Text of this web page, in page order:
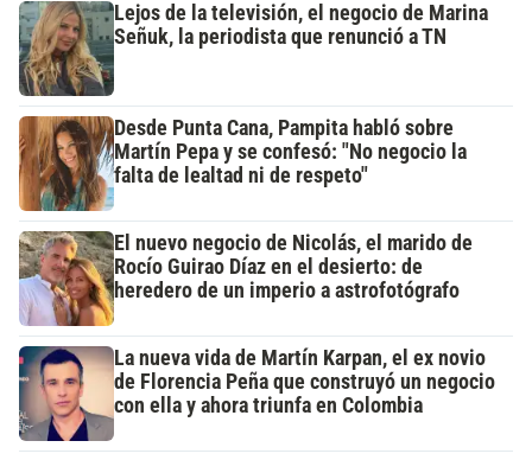
Lejos de la televisión, el negocio de Marina
Señuk, la periodista que renunció a TN
Desde Punta Cana, Pampita habló sobre
Martín Pepa y se confesó: "No negocio la
falta de lealtad ni de respeto"
El nuevo negocio de Nicolás, el marido de
Rocío Guirao Díaz en el desierto: de
heredero de un imperio a astrofotógrafo
La nueva vida de Martín Karpan, el ex novio
de Florencia Peña que construyó un negocio
con ella y ahora triunfa en Colombia